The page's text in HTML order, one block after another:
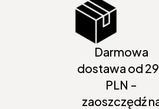
Darmowa
dostawa od
PLN -
zaoszczędź